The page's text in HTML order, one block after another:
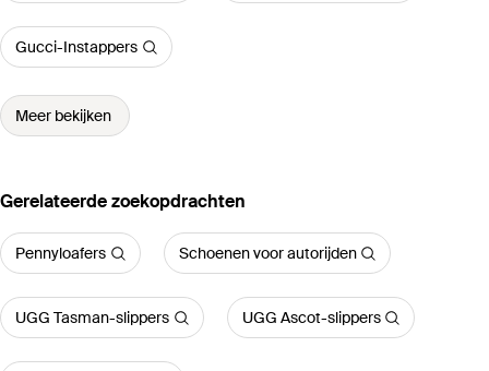
Gucci-Instappers
Meer bekijken
Gerelateerde zoekopdrachten
Pennyloafers Schoenen voor autorijden
UGG Tasman-slippers UGG Ascot-slippers